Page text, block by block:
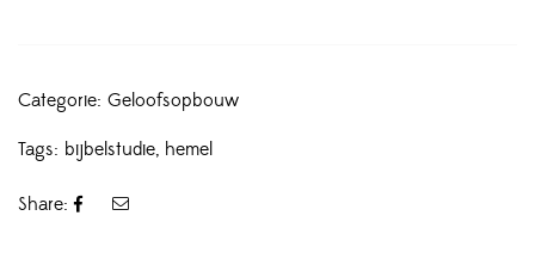
Categorie: Geloofsopbouw
Tags: bijbelstudie, hemel
Share: